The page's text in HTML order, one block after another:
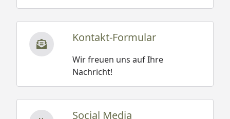
Kontakt-Formular
Wir freuen uns auf Ihre
Nachricht!
Social Media